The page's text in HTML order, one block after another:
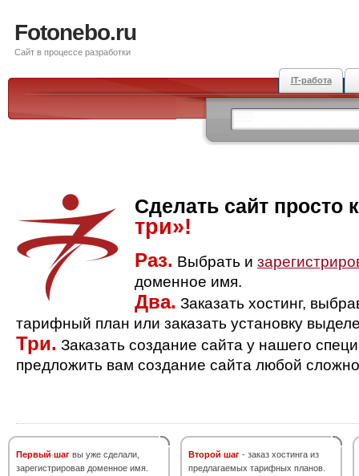
Fotonebo.ru
Сайт в процессе разработки
IT-работа
Сделать сайт просто
три»!
Раз. Выбрать и
доменное имя.
Два. Заказать хостинг,
тарифный план или заказать установку
Три. Заказать создание сайта у нашего
предложить вам создание сайта любой
Первый шаг вы уже сделали,
зарегистрировав доменное имя.
Второй шаг - заказ хостинга из
предлагаемых тарифных планов.